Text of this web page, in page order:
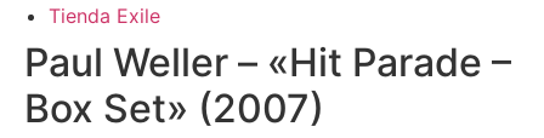
Tienda Exile
Paul Weller – «Hit Parade –
Box Set» (2007)